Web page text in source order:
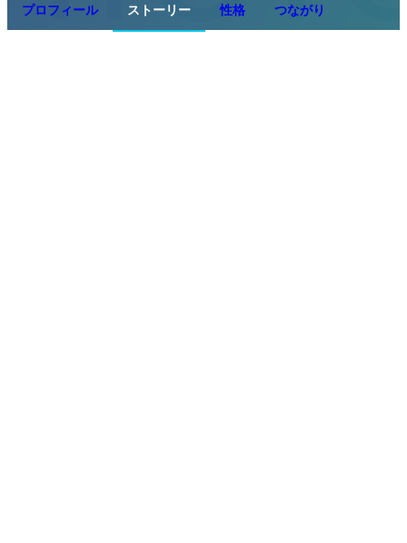
プロフィール ストーリー 性格 つながり